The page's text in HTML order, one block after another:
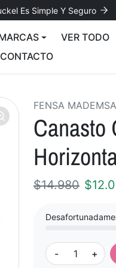
Es Simple Y Seguro
VER TODO
CONTACTO
FENSA MADEMSA
Canasto
Precio
$14.980
- +